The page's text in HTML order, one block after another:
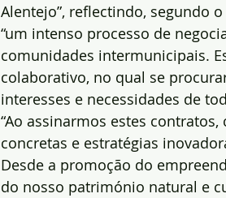
Alentejo”, reflectindo, segundo
“um intenso processo de
comunidades intermunicipais.
colaborativo, no qual se
interesses e necessidades de
“Ao assinarmos estes
concretas e estratégias
Desde a promoção do
do nosso património natural e